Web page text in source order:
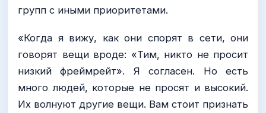
групп с иными приоритетами.
«Когда я вижу, как они спорят в сети, они
говорят вещи вроде: «Тим, никто не просит
низкий фреймрейт». Я согласен. Но есть
много людей, которые не просят и высокий.
Их волнуют другие вещи. Вам стоит признать